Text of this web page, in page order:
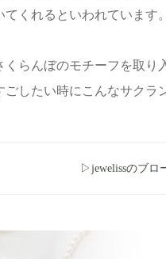
くれるといわれています。
くらんぼのモチーフを取
ごしたい時にこんなサクラ
▷jewelissのブロ